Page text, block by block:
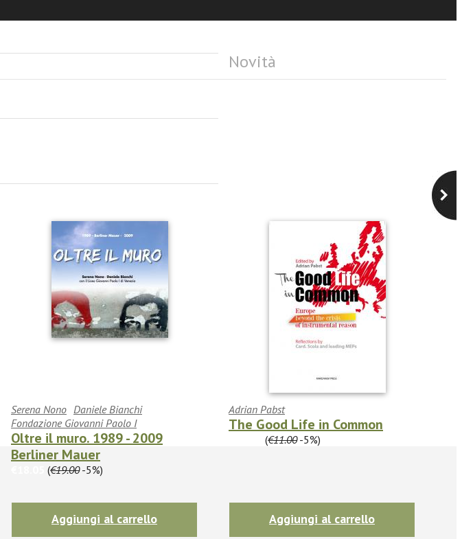
Serena Nono Daniele Bianchi
Fondazione Giovanni Paolo I
Oltre il muro. 1989 - 2009
Berliner Mauer
(€19.00-5%)
Aggiungi al carrello
Adrian Pabst
The Good Life in Common
(€11.00-5%)
Aggiungi al carrello
Novità